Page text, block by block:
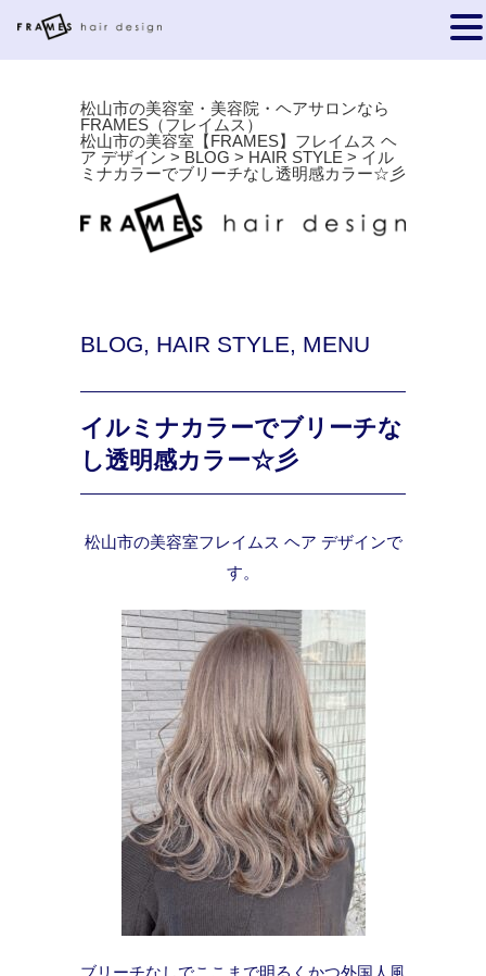
松山市の美容室・美容院・ヘアサロンなら
FRAMES（フレイムス）
松山市の美容室【FRAMES】フレイムス ヘ
ア デザイン > BLOG > HAIR STYLE > イル
ミナカラーでブリーチなし透明感カラー☆彡
BLOG, HAIR STYLE, MENU
イルミナカラーでブリーチな
し透明感カラー☆彡
松山市の美容室フレイムス ヘア デザインで
す。